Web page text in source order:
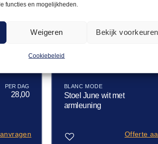
functies en mogelijkheden.
Weigeren Bekijk voorkeuren
Cookiebeleid
28,00
BLANC MODE
Stoel June wit met
armleuning
Offerte